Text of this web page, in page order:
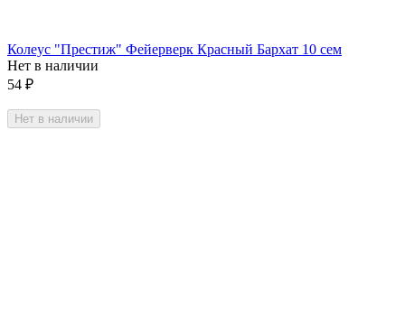
Колеус "Престиж" Фейерверк Красный Бархат 10 сем
Нет в наличии
54 ₽
Нет в наличии